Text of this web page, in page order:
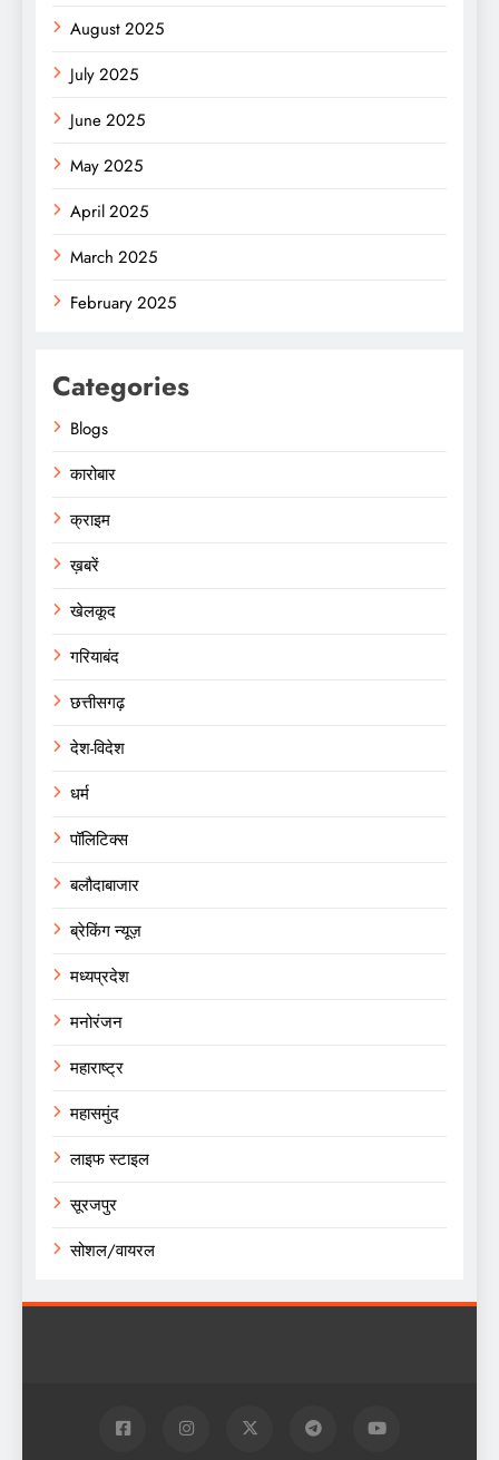
August 2025
July 2025
June 2025
May 2025
April 2025
March 2025
February 2025
Categories
Blogs
कारोबार
क्राइम
ख़बरें
खेलकूद
गरियाबंद
छत्तीसगढ़
देश-विदेश
धर्म
पॉलिटिक्स
बलौदाबाजार
ब्रेकिंग न्यूज़
मध्यप्रदेश
मनोरंजन
महाराष्ट्र
महासमुंद
लाइफ स्टाइल
सूरजपुर
सोशल/वायरल